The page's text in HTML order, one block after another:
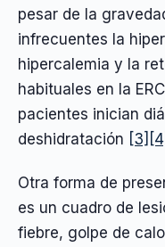
pesar de la
infrecuentes la
hipercalemia y la
habituales en la
pacientes inician
deshidratación [3]
Otra forma de
es un cuadro de
fiebre, golpe de